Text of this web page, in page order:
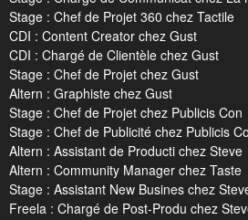
Stage : Chef de Projet 360 chez Tactile
CDI : Content Creator chez Gust
CDI : Chargé de Clientèle chez Gust
Stage : Chef de Projet chez Gust
Altern : Graphiste chez Gust
Stage : Chef de Projet chez Publicis Con
Stage : Chef de Publicité chez Publicis
Altern : Assistant de Producti chez Steve
Altern : Community Manager chez Taste
Stage : Assistant New Busines chez
Freela : Chargé de Post-Produ chez